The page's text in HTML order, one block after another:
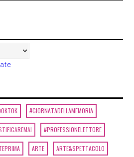
#GIORNATADELLAMEMORIA
#PROFESSIONELETTORE
ARTE ARTE&SPETTACOLO